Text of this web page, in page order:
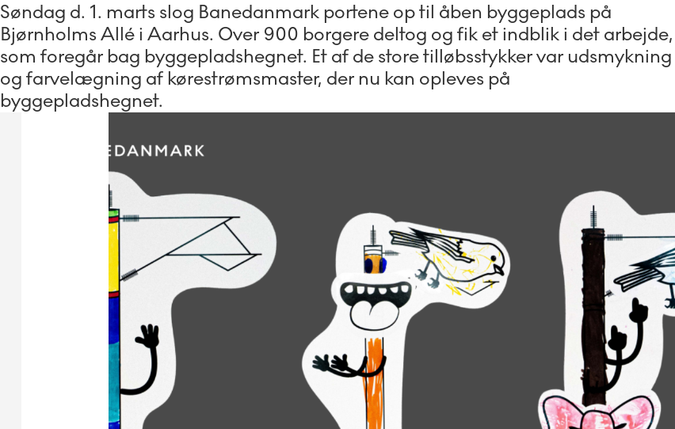
Søndag d. 1. marts slog Banedanmark portene op til åben byggeplads på
Bjørnholms Allé i Aarhus. Over 900 borgere deltog og fik et indblik i det arbejde,
som foregår bag byggepladshegnet. Et af de store tilløbsstykker var udsmykning
og farvelægning af kørestrømsmaster, der nu kan opleves på
byggepladshegnet.